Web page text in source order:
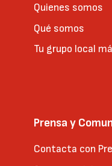
Quienes somos
Qué somos
Tu grupo local
Prensa y
Contacta con